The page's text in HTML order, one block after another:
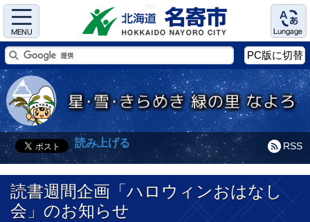
Menu Language
PC版に切替
RSS
読み上げる
読書週間企画「ハロウィンおはなし
会」のお知らせ